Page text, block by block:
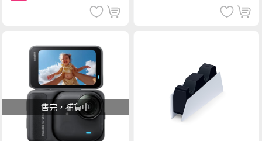
售完，補貨中